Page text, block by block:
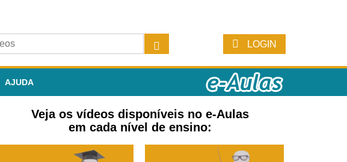
LOGIN
AJUDA
Veja os vídeos disponíveis no e-Aulas
em cada nível de ensino: